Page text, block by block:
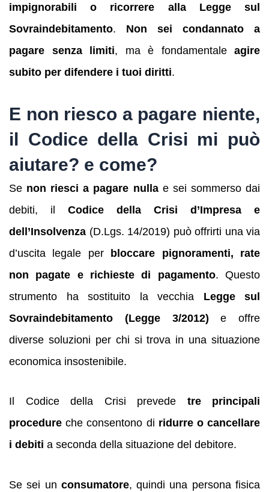
impignorabili o ricorrere alla Legge sul
Sovraindebitamento. Non sei condannato a
pagare senza limiti, ma è fondamentale agire
subito per difendere i tuoi diritti.
E non riesco a pagare niente,
il Codice della Crisi mi può
aiutare? e come?
Se non riesci a pagare nullae sei sommerso dai
debiti, il Codice della Crisi d’Impresa e
dell’Insolvenza (D.Lgs. 14/2019) può offrirti una via
d’uscita legale per bloccare pignoramenti, rate
non pagate e richieste di pagamento. Questo
strumento ha sostituito la vecchia Legge sul
Sovraindebitamento (Legge 3/2012) e offre
diverse soluzioni per chi si trova in una situazione
economica insostenibile.
Il Codice della Crisi prevede tre principali
procedure che consentono di ridurre o cancellare
i debiti a seconda della situazione del debitore.
Se sei un consumatore, quindi una persona fisica